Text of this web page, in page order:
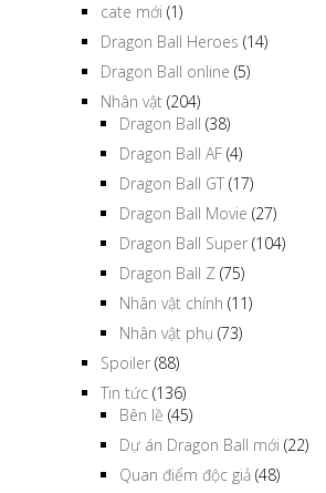
cate mới (1)
Dragon Ball Heroes (14)
Dragon Ball online (5)
Nhân vật (204)
Dragon Ball (38)
Dragon Ball AF (4)
Dragon Ball GT (17)
Dragon Ball Movie (27)
Dragon Ball Super (104)
Dragon Ball Z (75)
Nhân vật chính (11)
Nhân vật phụ (73)
Spoiler (88)
Tin tức (136)
Bên lề (45)
Dự án Dragon Ball mới (22)
Quan điểm độc giả (48)